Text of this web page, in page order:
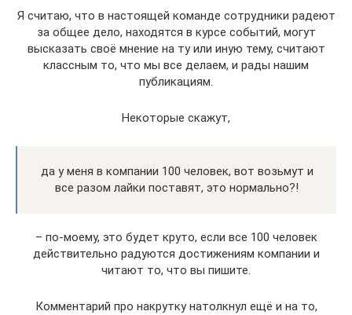
Я считаю, что в настоящей команде сотрудники радеют
за общее дело, находятся в курсе событий, могут
высказать своё мнение на ту или иную тему, считают
классным то, что мы все делаем, и рады нашим
публикациям.
Некоторые скажут,
да у меня в компании 100 человек, вот возьмут и
все разом лайки поставят, это нормально?!
– по-моему, это будет круто, если все 100 человек
действительно радуются достижениям компании и
читают то, что вы пишите.
Комментарий про накрутку натолкнул ещё и на то,